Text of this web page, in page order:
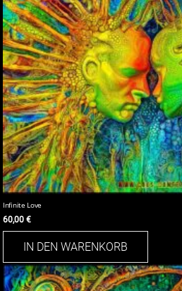
Infinite Love
60,00 €
IN DEN WARENKORB